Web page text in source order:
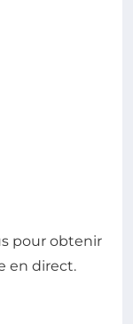
pour obtenir
en direct.